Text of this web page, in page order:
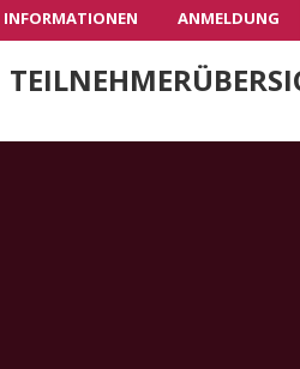
INFORMATIONEN ANMELDUNG